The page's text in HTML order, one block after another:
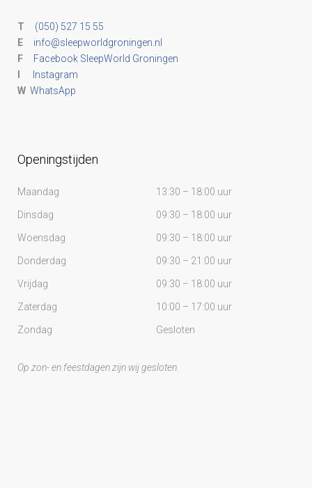
T
(050) 527 15 55
E
info@sleepworldgroningen.nl
F
Facebook SleepWorld Groningen
Instagram
W WhatsApp
Openingstijden
Maandag 13:30 – 18:00 uur
Dinsdag 09:30 – 18:00 uur
Woensdag 09:30 – 18:00 uur
Donderdag 09:30 – 21:00 uur
Vrijdag 09:30 – 18:00 uur
Zaterdag 10:00 – 17:00 uur
Zondag Gesloten
Op zon- en feestdagen zijn wij gesloten.